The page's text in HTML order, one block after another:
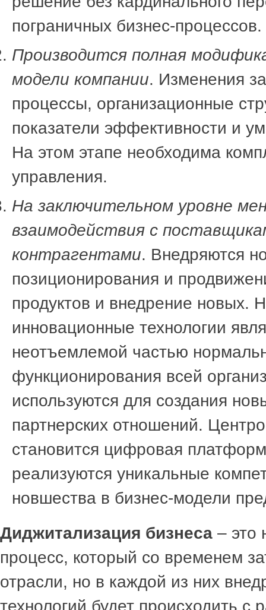
пограничных бизнес-процессов.
Производится полная
модели компании. Изменения
процессы, организационные
показатели эффективности и
На этом этапе необходима
управления.
На заключительном уровне
взаимодействия с
контрагентами. Внедряются
позиционирования и
продуктов и внедрение новых.
инновационные технологии
неотъемлемой частью
функционирования всей
используются для создания
партнерских отношений.
становится цифровая
реализуются уникальные
новшества в бизнес-модели
Диджитализация бизнеса – это
процесс, который со временем
отрасли, но в каждой из них
технологий будет происходить с